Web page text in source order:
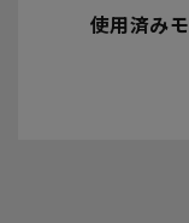
使用済み